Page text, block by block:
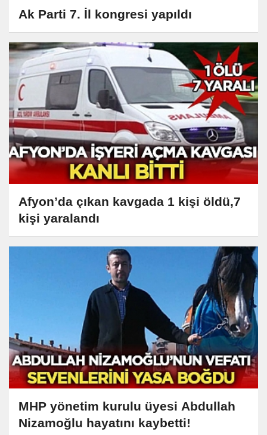
Ak Parti 7. İl kongresi yapıldı
Afyon’da çıkan kavgada 1 kişi öldü,7
kişi yaralandı
MHP yönetim kurulu üyesi Abdullah
Nizamoğlu hayatını kaybetti!